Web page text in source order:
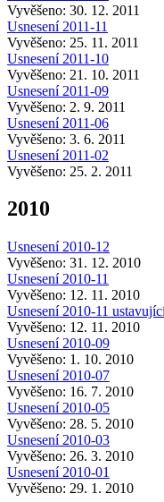
Vyvěšeno: 30. 12. 2011
Usnesení 2011-11
Vyvěšeno: 25. 11. 2011
Usnesení 2011-10
Vyvěšeno: 21. 10. 2011
Usnesení 2011-09
Vyvěšeno: 2. 9. 2011
Usnesení 2011-06
Vyvěšeno: 3. 6. 2011
Usnesení 2011-02
Vyvěšeno: 25. 2. 2011
2010
Usnesení 2010-12
Vyvěšeno: 31. 12. 2010
Usnesení 2010-11
Vyvěšeno: 12. 11. 2010
Usnesení 2010-11
Vyvěšeno: 12. 11. 2010
Usnesení 2010-09
Vyvěšeno: 1. 10. 2010
Usnesení 2010-07
Vyvěšeno: 16. 7. 2010
Usnesení 2010-05
Vyvěšeno: 28. 5. 2010
Usnesení 2010-03
Vyvěšeno: 26. 3. 2010
Usnesení 2010-01
Vyvěšeno: 29. 1. 2010